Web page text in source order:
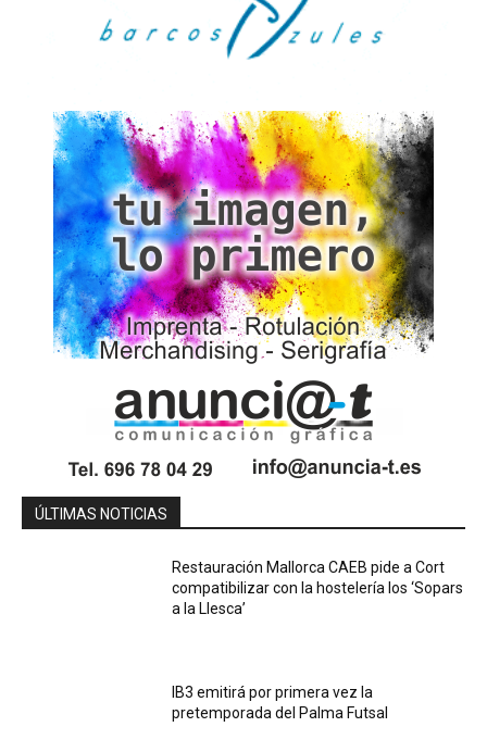
ÚLTIMAS NOTICIAS
Restauración Mallorca CAEB pide a Cort
compatibilizar con la hostelería los ‘Sopars
a la Llesca’
IB3 emitirá por primera vez la
pretemporada del Palma Futsal